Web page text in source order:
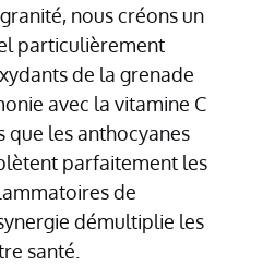
nous créons un
particulièrement
de la grenade
avec la vitamine C
que les anthocyanes
parfaitement les
de
démultiplie les
santé.